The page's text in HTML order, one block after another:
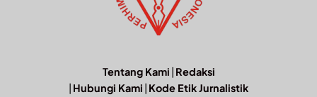
Tentang Kami | Redaksi
| Hubungi Kami | Kode Etik Jurnalistik